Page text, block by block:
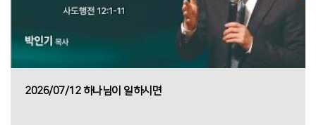
2026/07/12 하나님이 일하시면